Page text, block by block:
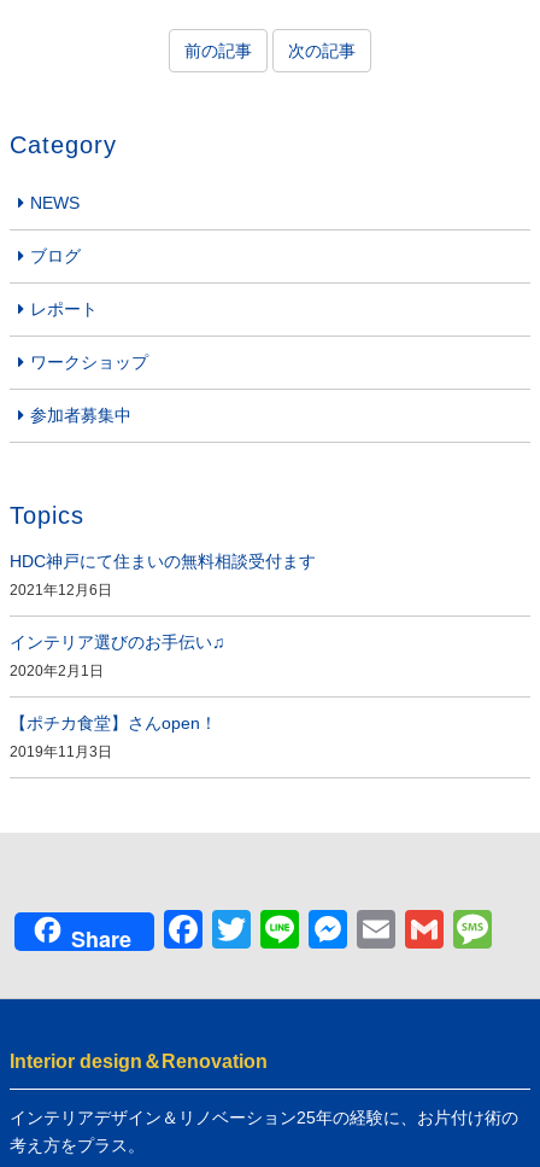
前の記事 次の記事
Category
NEWS
ブログ
レポート
ワークショップ
参加者募集中
Topics
HDC神戸にて住まいの無料相談受付ます
2021年12月6日
インテリア選びのお手伝い♫
2020年2月1日
【ポチカ食堂】さんopen！
2019年11月3日
Share Facebook
Twitter
LineMessenger
Email
Interior design＆Renovation
インテリアデザイン＆リノベーション25年の経験に、お片付け術の
考え方をプラス。